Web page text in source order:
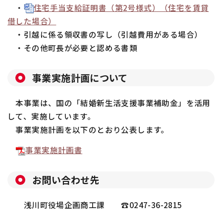
・
住宅手当支給証明書（第2号様式）（住宅を賃貸
借した場合）
・引越に係る領収書の写し（引越費用がある場合）
・その他町長が必要と認める書類
事業実施計画について
本事業は、国の「結婚新生活支援事業補助金」を活用
して、実施しています。
事業実施計画を以下のとおり公表します。
事業実施計画書
お問い合わせ先
浅川町役場企画商工課 ☎0247-36-2815